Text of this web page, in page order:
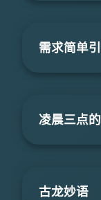
需求简单
凌晨三点的
古龙妙语